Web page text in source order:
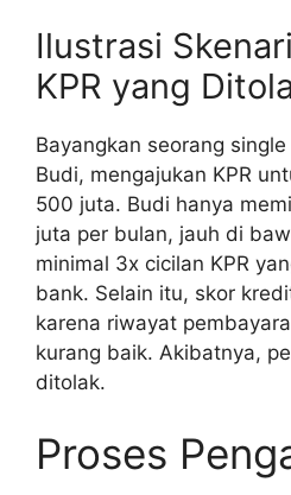
Ilustrasi
KPR yang
Bayangkan seorang
Budi, mengajukan KPR
500 juta. Budi hanya
juta per bulan, jauh di
minimal 3x cicilan KPR
bank. Selain itu, skor
karena riwayat
kurang baik. Akibatnya,
ditolak.
Proses